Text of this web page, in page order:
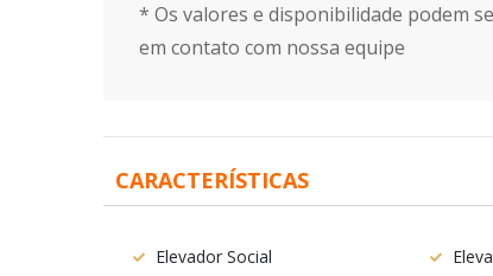
* Os valores e disponibilidade podem
em contato com nossa equipe
CARACTERÍSTICAS
Elevador Social